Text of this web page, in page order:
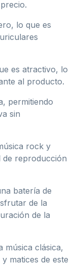
lo que es
es atractivo, lo
al producto.
permitiendo
sin
rock y
de reproducción
batería de
de la
de la
música clásica,
matices de este